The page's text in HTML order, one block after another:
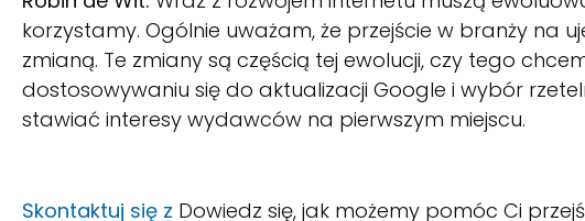
korzystamy. Ogólnie uważam, że przejście w branży na
zmianą. Te zmiany są częścią tej ewolucji, czy tego
dostosowywaniu się do aktualizacji Google i wybór
stawiać interesy wydawców na pierwszym miejscu.
Skontaktuj się z Dowiedz się, jak możemy pomóc Ci